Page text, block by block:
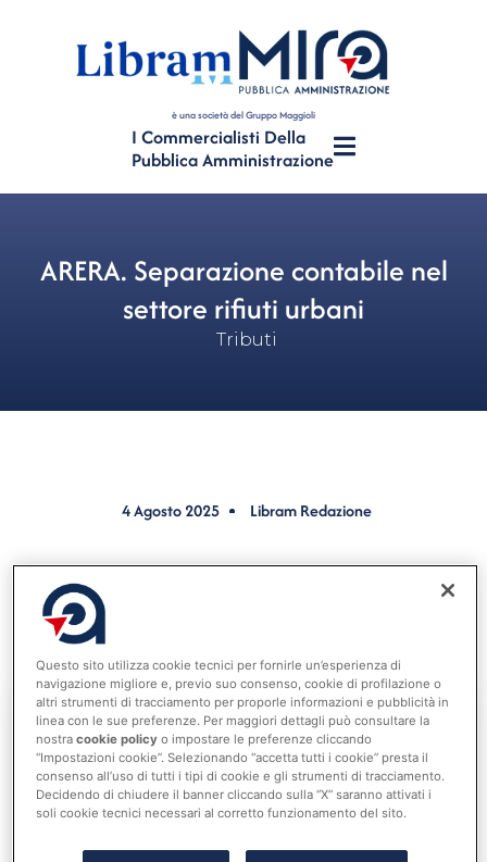
è una società del Gruppo Maggioli
I Commercialisti Della
Pubblica Amministrazione
ARERA. Separazione contabile nel
settore rifiuti urbani
Tributi
4 Agosto 2025 Libram Redazione
Con la pubblicazione della delibera n. 373/2025,
ARERA ha definito nuove linee guida per lo sviluppo
delle direttive di separazione contabile nel settore dei
rifiuti urbani.
Accedi al tuo account per
leggere tutta la notizia
Nome utente o indirizzo email
Questo sito utilizza cookie tecnici per fornirle un’esperienza di
navigazione migliore e, previo suo consenso, cookie di profilazione o
altri strumenti di tracciamento per proporle informazioni e pubblicità in
linea con le sue preferenze. Per maggiori dettagli può consultare la
nostracookie policy o impostare le preferenze cliccando
“Impostazioni cookie”. Selezionando “accetta tutti i cookie” presta il
consenso all’uso di tutti i tipi di cookie e gli strumenti di tracciamento.
Decidendo di chiudere il banner cliccando sulla “X” saranno attivati i
soli cookie tecnici necessari al corretto funzionamento del sito.